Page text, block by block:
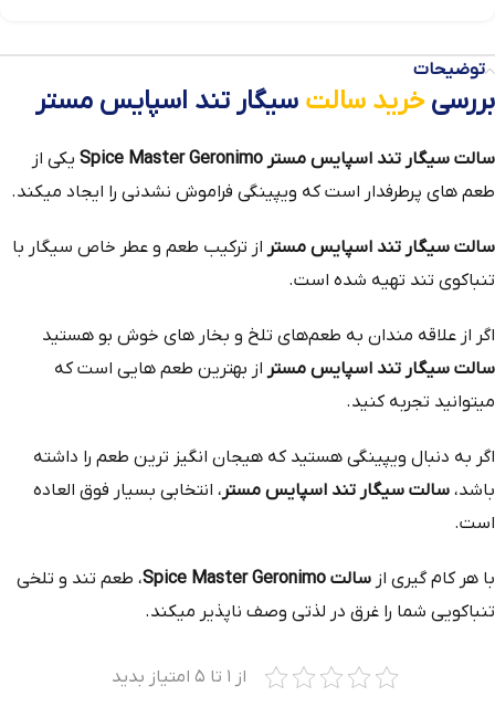
توضیحات
بررسیخرید سالت سیگار تند اسپایس مستر
سالت سیگار تند اسپایس مستر Spice Master Geronimo
یکی از
طعم‌ های پرطرفدار است که ویپینگی فراموش نشدنی را ایجاد میکند.
سالت سیگار تند اسپایس مستر از ترکیب طعم و عطر خاص سیگار با
تنباکوی تند تهیه شده است.
اگر از علاقه مندان به طعم‌های تلخ و بخار های خوش بو هستید
سالت سیگار تند اسپایس مستر از بهترین طعم‌ هایی است که
میتوانید تجربه کنید.
اگر به دنبال ویپینگی هستید که هیجان انگیز ترین طعم را داشته
باشد، سالت سیگار تند اسپایس مستر ، انتخابی بسیار فوق العاده
است.
با هر کام گیری از سالت Spice Master Geronimo
، طعم تند و تلخی
تنباکویی شما را غرق در لذتی وصف‌ ناپذیر میکند.
از ۱ تا ۵ امتیاز بدید